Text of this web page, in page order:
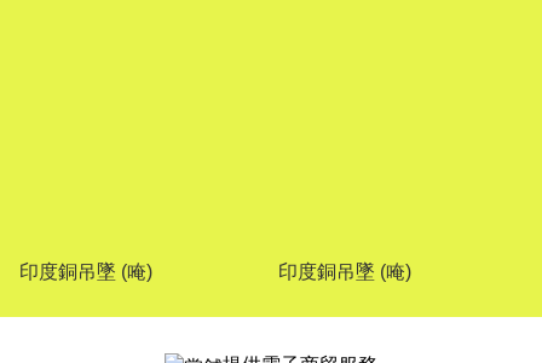
印度銅吊墜 (唵) 印度銅吊墜 (唵)